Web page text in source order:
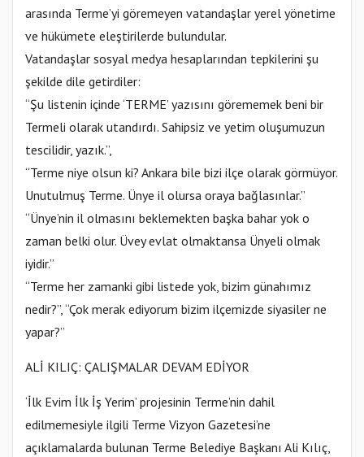
arasında Terme’yi göremeyen vatandaşlar yerel yönetime
ve hükümete eleştirilerde bulundular.
Vatandaşlar sosyal medya hesaplarından tepkilerini şu
şekilde dile getirdiler:
“Şu listenin içinde ‘TERME’ yazısını görememek beni bir
Termeli olarak utandırdı. Sahipsiz ve yetim oluşumuzun
tescilidir, yazık.”,
“Terme niye olsun ki? Ankara bile bizi ilçe olarak görmüyor.
Unutulmuş Terme. Ünye il olursa oraya bağlasınlar.”
“Ünye’nin il olmasını beklemekten başka bahar yok o
zaman belki olur. Üvey evlat olmaktansa Ünyeli olmak
iyidir.”
“Terme her zamanki gibi listede yok, bizim günahımız
nedir?”, “Çok merak ediyorum bizim ilçemizde siyasiler ne
yapar?”
ALİ KILIÇ: ÇALIŞMALAR DEVAM EDİYOR
‘İlk Evim İlk İş Yerim’ projesinin Terme’nin dahil
edilmemesiyle ilgili Terme Vizyon Gazetesi’ne
açıklamalarda bulunan Terme Belediye Başkanı Ali Kılıç,